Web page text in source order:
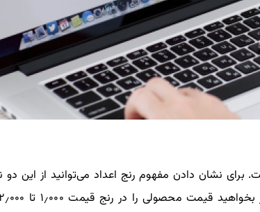
نشان دادن مفهوم رنج اعداد می‌توانید از این دو